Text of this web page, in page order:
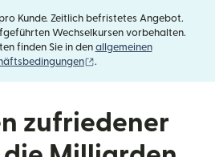
Kunde. Zeitlich befristetes Angebot.
Wechselkursen vorbehalten.
finden Sie in den allgemeinen
.
zufriedener